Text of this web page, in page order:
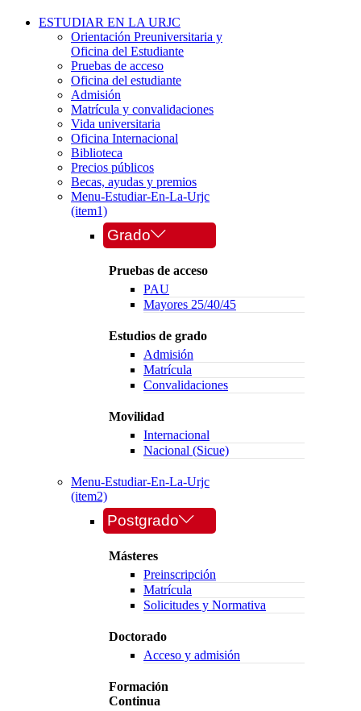
ESTUDIAR EN LA URJC
Orientación Preuniversitaria y
Oficina del Estudiante
Pruebas de acceso
Oficina del estudiante
Admisión
Matrícula y convalidaciones
Vida universitaria
Oficina Internacional
Biblioteca
Precios públicos
Becas, ayudas y premios
Menu-Estudiar-En-La-Urjc
(item1)
Grado
Pruebas de acceso
PAU
Mayores 25/40/45
Estudios de grado
Admisión
Matrícula
Convalidaciones
Movilidad
Internacional
Nacional (Sicue)
Menu-Estudiar-En-La-Urjc
(item2)
Postgrado
Másteres
Preinscripción
Matrícula
Solicitudes y Normativa
Doctorado
Acceso y admisión
Formación
Continua